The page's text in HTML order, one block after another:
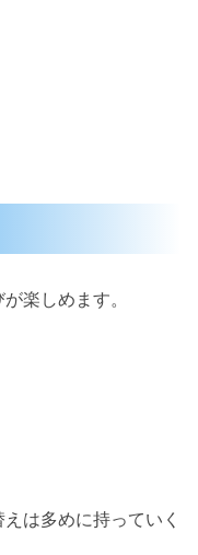
楽しめます。
は多めに持っていく